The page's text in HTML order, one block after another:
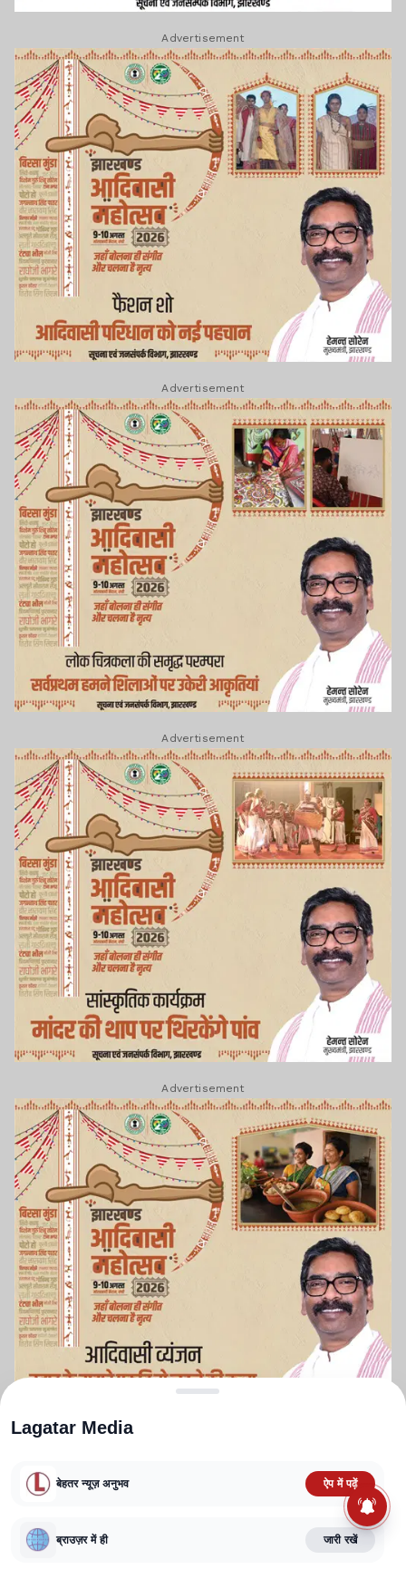
Advertisement
Advertisement
Advertisement
Advertisement
TERMS AND CONDITIONS
CORRECTIONS POLICY
FACT CHECKING POLICY
Lagatar Media Pvt. Ltd.
Lagatar Media
बेहतर न्यूज़ अनुभव ऐप में पढ़ें
ब्राउज़र में ही जारी रखें